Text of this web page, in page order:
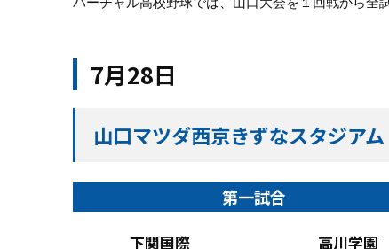
7月28日
山口マツダ西京きずなスタジアム
第一試合
下関国際 高川学園